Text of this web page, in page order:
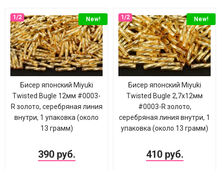
New!
Бисер японский Miyuki
Twisted Bugle 12мм #0003-
R золото, серебряная линия
внутри, 1 упаковка (около
13 грамм)
390 руб.
New!
Бисер японский Miyuki
Twisted Bugle 2,7х12мм
#0003-R золото,
серебряная линия внутри, 1
упаковка (около 13 грамм)
410 руб.